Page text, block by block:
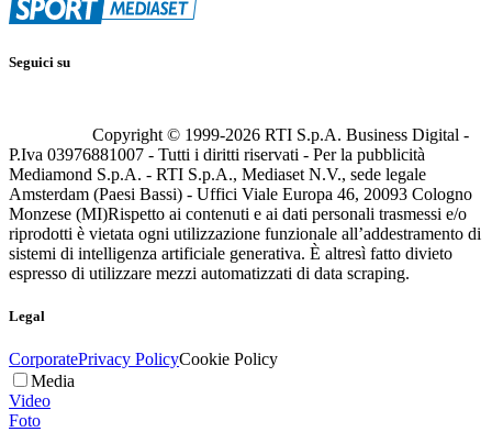
Seguici su
Copyright © 1999-2026 RTI S.p.A. Business Digital -
P.Iva 03976881007 - Tutti i diritti riservati - Per la pubblicità
Mediamond S.p.A. - RTI S.p.A., Mediaset N.V., sede legale
Amsterdam (Paesi Bassi) - Uffici Viale Europa 46, 20093 Cologno
Monzese (MI)Rispetto ai contenuti e ai dati personali trasmessi e/o
riprodotti è vietata ogni utilizzazione funzionale all’addestramento di
sistemi di intelligenza artificiale generativa. È altresì fatto divieto
espresso di utilizzare mezzi automatizzati di data scraping.
Legal
CorporatePrivacy PolicyCookie Policy
Media
Video
Foto